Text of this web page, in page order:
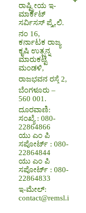
ರಾಷ್ಟ್ರೀಯ ಇ-
ಮಾರ್ಕೆಟ್
ಸರ್ವಿಸಸ್ ಪ್ರೈ.ಲಿ.
ನಂ 16,
ಕರ್ನಾಟಕ ರಾಜ್ಯ
ಕೃಷಿ ಉತ್ಪನ್ನ
ಮಾರುಕಟ್ಟೆ
ಮಂಡಳಿ,
ರಾಜಭವನ ರಸ್ತೆ 2,
ಬೆಂಗಳೂರು –
560 001.
ದೂರವಾಣಿ:
ಸಂಖ್ಯೆ : 080-
22864866
ಯು ಎಂ ಪಿ
ಸಪೋರ್ಟ್ : 080-
22864844
ಯು ಎಂ ಪಿ
ಸಪೋರ್ಟ್ : 080-
22864833
ಇ-ಮೇಲ್:
contact@remsl.in